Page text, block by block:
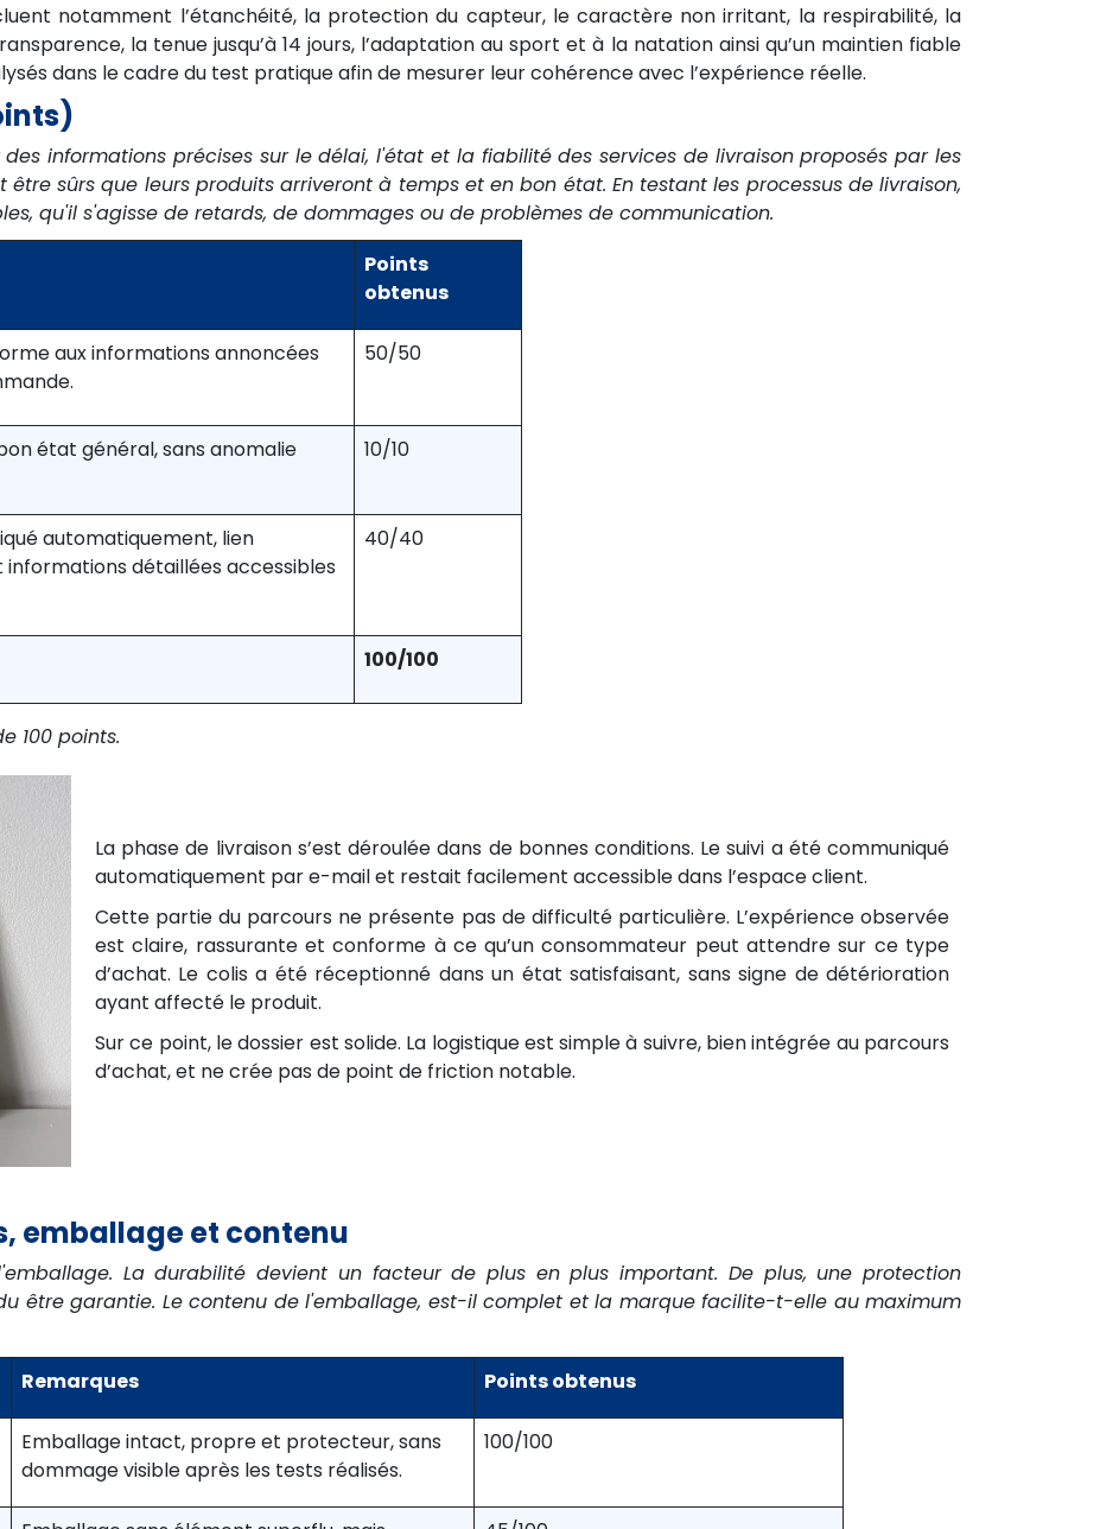
notamment l’étanchéité, la protection du capteur, le caractère non irritant, la respirabilité, la
la tenue jusqu’à 14 jours, l’adaptation au sport et à la natation ainsi qu’un maintien fiable
dans le cadre du test pratique afin de mesurer leur cohérence avec l’expérience réelle.
informations précises sur le délai, l'état et la fiabilité des services de livraison proposés par les
être sûrs que leurs produits arriveront à temps et en bon état. En testant les processus de livraison,
qu'il s'agisse de retards, de dommages ou de problèmes de communication.
Points
obtenus
aux informations annoncées
50/50
état général, sans anomalie
10/10
automatiquement, lien
détaillées accessibles
40/40
100/100
100 points.
La phase de livraison s’est déroulée dans de bonnes conditions. Le suivi a été communiqué
automatiquement par e-mail et restait facilement accessible dans l’espace client.
Cette partie du parcours ne présente pas de difficulté particulière. L’expérience observée
est claire, rassurante et conforme à ce qu’un consommateur peut attendre sur ce type
d’achat. Le colis a été réceptionné dans un état satisfaisant, sans signe de détérioration
ayant affecté le produit.
Sur ce point, le dossier est solide. La logistique est simple à suivre, bien intégrée au parcours
d’achat, et ne crée pas de point de friction notable.
emballage et contenu
La durabilité devient un facteur de plus en plus important. De plus, une protection
être garantie. Le contenu de l'emballage, est-il complet et la marque facilite-t-elle au maximum
Remarques Points obtenus
Emballage intact, propre et protecteur, sans
dommage visible après les tests réalisés.
100/100